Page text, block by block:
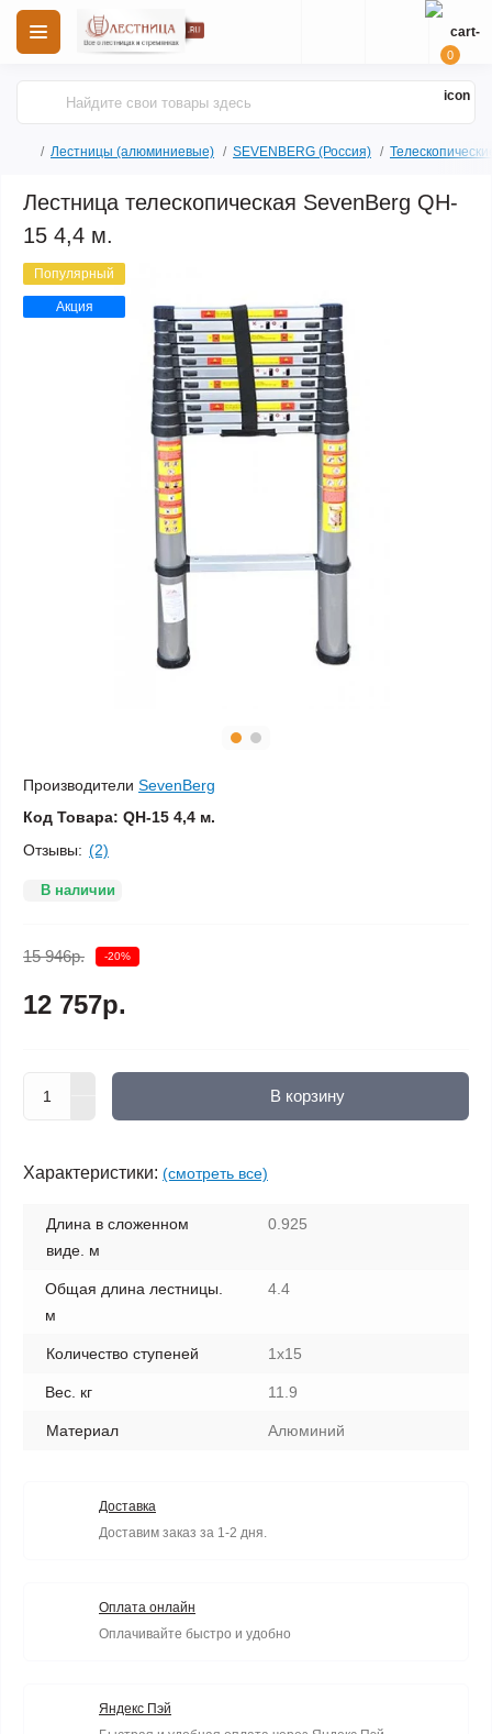
0
Лестницы (алюминиевые) SEVENBERG (Россия)
Лестница телескопическая SevenBerg QH-
15 4,4 м.
Популярный
Акция
Производители SevenBerg
Код Товара: QH-15 4,4 м.
Отзывы: (2)
В наличии
15 946р. -20%
12 757р.
В корзину
Характеристики: (смотреть все)
Длина в сложенном
виде. м
0.925
Общая длина лестницы.
м
4.4
Количество ступеней 1х15
Вес. кг 11.9
Материал Алюминий
Доставка
Доставим заказ за 1-2 дня.
Оплата онлайн
Оплачивайте быстро и удобно
Яндекс Пэй